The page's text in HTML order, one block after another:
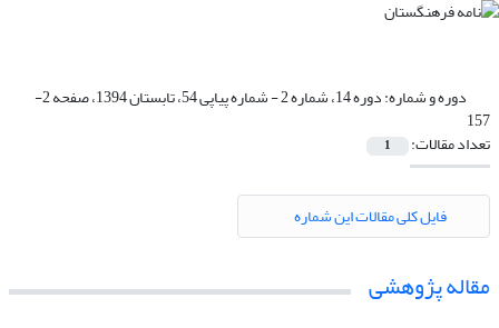
دوره و شماره: دوره 14، شماره 2 - شماره پیاپی 54، تابستان 1394، صفحه 2-
157
تعداد مقالات: 1
فایل کلی مقالات این شماره
مقاله پژوهشی